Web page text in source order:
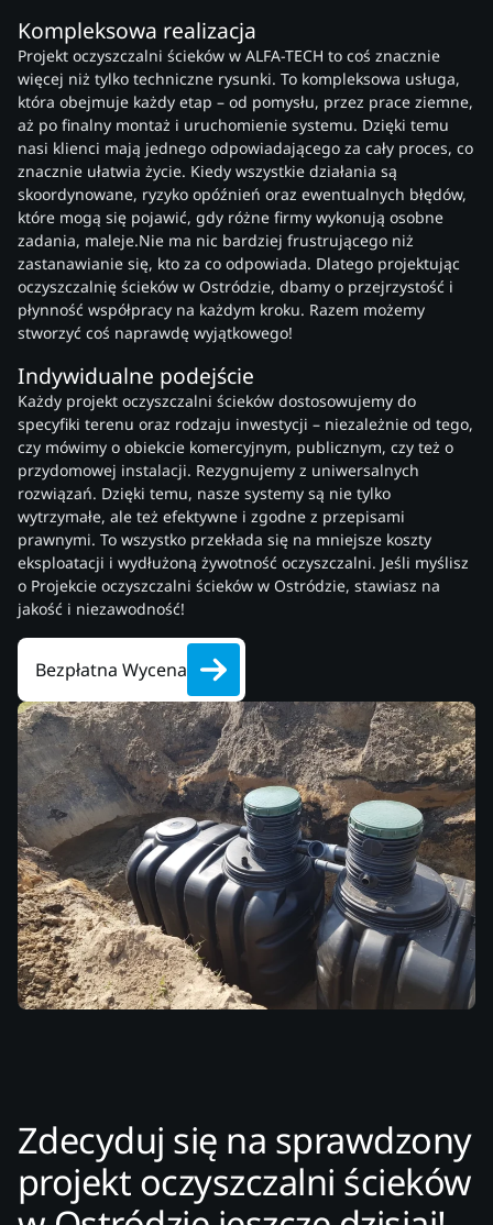
Kompleksowa realizacja
Projekt oczyszczalni ścieków w ALFA-TECH to coś znacznie
więcej niż tylko techniczne rysunki. To kompleksowa usługa,
która obejmuje każdy etap – od pomysłu, przez prace ziemne,
aż po finalny montaż i uruchomienie systemu. Dzięki temu
nasi klienci mają jednego odpowiadającego za cały proces, co
znacznie ułatwia życie. Kiedy wszystkie działania są
skoordynowane, ryzyko opóźnień oraz ewentualnych błędów,
które mogą się pojawić, gdy różne firmy wykonują osobne
zadania, maleje.Nie ma nic bardziej frustrującego niż
zastanawianie się, kto za co odpowiada. Dlatego projektując
oczyszczalnię ścieków w Ostródzie, dbamy o przejrzystość i
płynność współpracy na każdym kroku. Razem możemy
stworzyć coś naprawdę wyjątkowego!
Indywidualne podejście
Każdy projekt oczyszczalni ścieków dostosowujemy do
specyfiki terenu oraz rodzaju inwestycji – niezależnie od tego,
czy mówimy o obiekcie komercyjnym, publicznym, czy też o
przydomowej instalacji. Rezygnujemy z uniwersalnych
rozwiązań. Dzięki temu, nasze systemy są nie tylko
wytrzymałe, ale też efektywne i zgodne z przepisami
prawnymi. To wszystko przekłada się na mniejsze koszty
eksploatacji i wydłużoną żywotność oczyszczalni. Jeśli myślisz
o Projekcie oczyszczalni ścieków w Ostródzie, stawiasz na
jakość i niezawodność!
Bezpłatna Wycena
Zdecyduj się na sprawdzony
projekt oczyszczalni ścieków